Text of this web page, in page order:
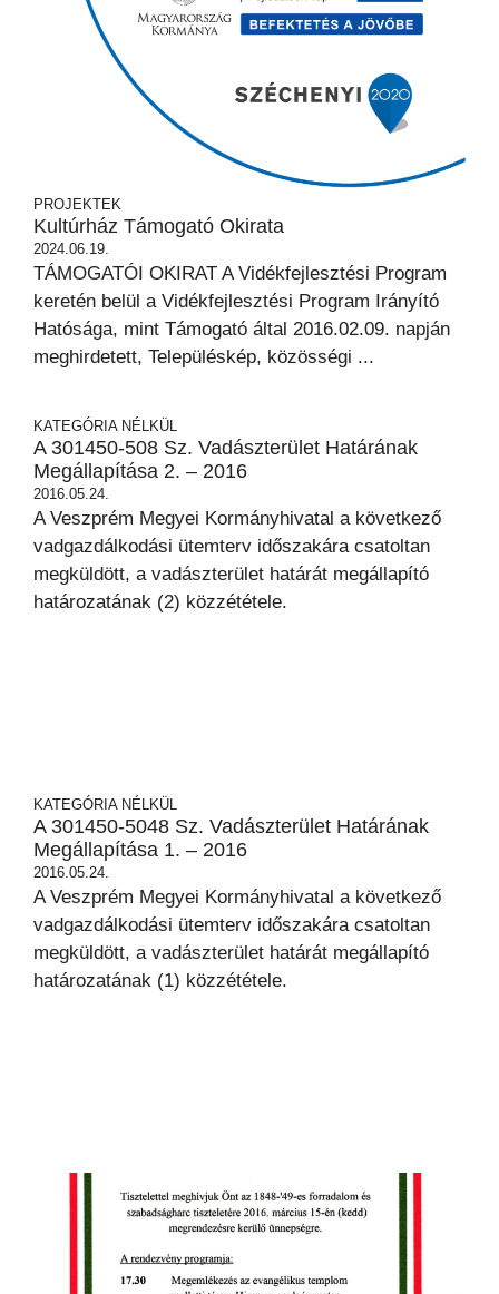
PROJEKTEK
Kultúrház Támogató Okirata
2024.06.19.
TÁMOGATÓI OKIRAT A Vidékfejlesztési Program
keretén belül a Vidékfejlesztési Program Irányító
Hatósága, mint Támogató által 2016.02.09. napján
meghirdetett, Településkép, közösségi ...
KATEGÓRIA NÉLKÜL
A 301450-508 Sz. Vadászterület Határának
Megállapítása 2. – 2016
2016.05.24.
A Veszprém Megyei Kormányhivatal a következő
vadgazdálkodási ütemterv időszakára csatoltan
megküldött, a vadászterület határát megállapító
határozatának (2) közzététele.
KATEGÓRIA NÉLKÜL
A 301450-5048 Sz. Vadászterület Határának
Megállapítása 1. – 2016
2016.05.24.
A Veszprém Megyei Kormányhivatal a következő
vadgazdálkodási ütemterv időszakára csatoltan
megküldött, a vadászterület határát megállapító
határozatának (1) közzététele.